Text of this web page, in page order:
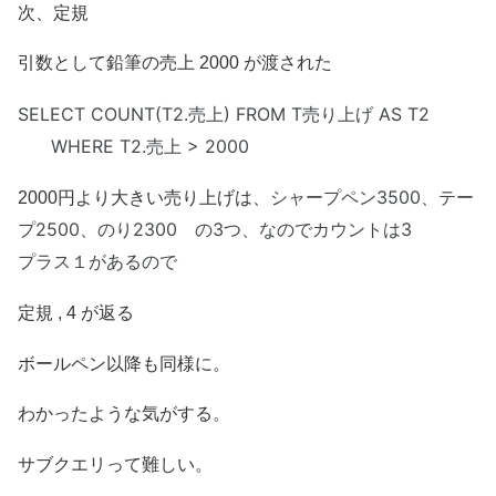
次、定規
引数として鉛筆の売上 2000 が渡された
SELECT COUNT(T2.売上) FROM T売り上げ AS T2
WHERE T2.売上 > 2000
2000円より大きい売り上げは、
シャープペン3500、テー
プ2500、のり2300 の3つ、なのでカウントは3
プラス１があるので
定規 , 4 が返る
ボールペン以降も同様に。
わかったような気がする。
サブクエリって難しい。